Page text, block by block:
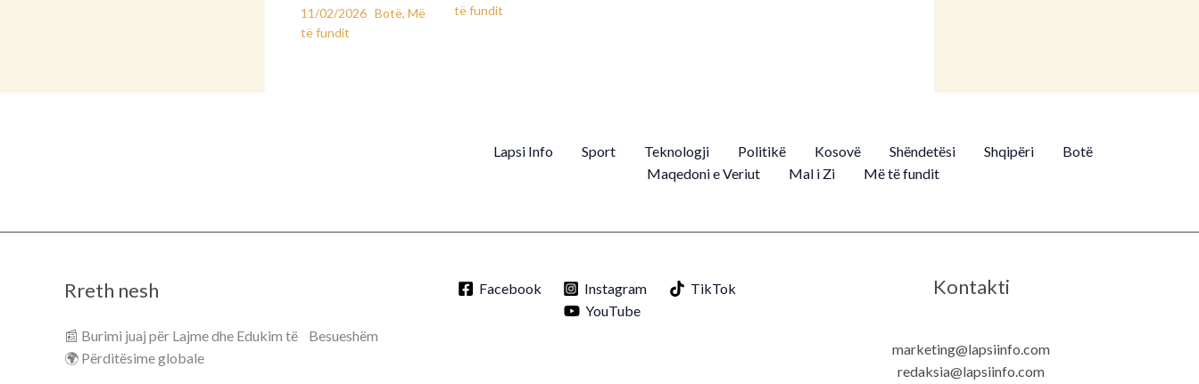
11/02/2026 Botë, Më
të fundit
të fundit
Lapsi Info Sport Teknologji Politikë Kosovë Shëndetësi Shqipëri
Botë
Maqedoni e Veriut
Mal i Zi Më të fundit
Rreth nesh
📰 Burimi juaj për Lajme dhe Edukim të Besueshëm
🌍 Përditësime globale
Facebook Instagram
TikTok
YouTube
Kontakti
marketing@lapsiinfo.com
redaksia@lapsiinfo.com